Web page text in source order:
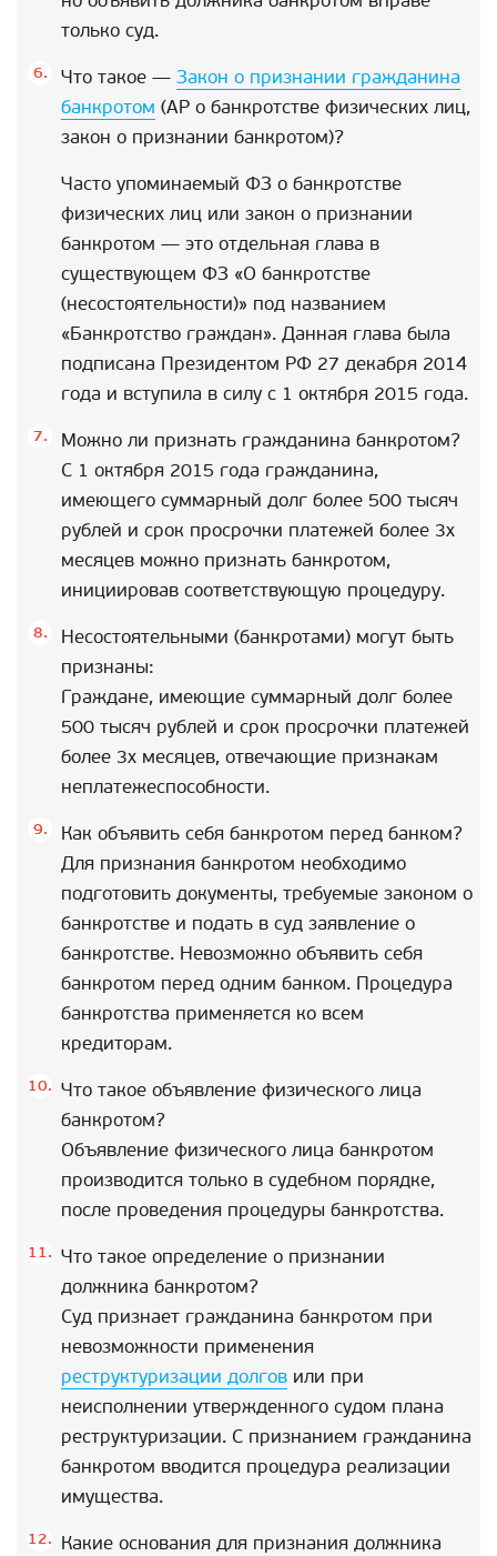
только суд.
Что такое — Закон о признании гражданина
банкротом (AP о банкротстве физических лиц,
закон о признании банкротом)?
Часто упоминаемый ФЗ о банкротстве
физических лиц или закон о признании
банкротом — это отдельная глава в
существующем ФЗ «О банкротстве
(несостоятельности)» под названием
«Банкротство граждан». Данная глава была
подписана Президентом РФ 27 декабря 2014
года и вступила в силу с 1 октября 2015 года.
Можно ли признать гражданина банкротом?
С 1 октября 2015 года гражданина,
имеющего суммарный долг более 500 тысяч
рублей и срок просрочки платежей более 3х
месяцев можно признать банкротом,
инициировав соответствующую процедуру.
Несостоятельными (банкротами) могут быть
признаны:
Граждане, имеющие суммарный долг более
500 тысяч рублей и срок просрочки платежей
более 3х месяцев, отвечающие признакам
неплатежеспособности.
Как объявить себя банкротом перед банком?
Для признания банкротом необходимо
подготовить документы, требуемые законом о
банкротстве и подать в суд заявление о
банкротстве. Невозможно объявить себя
банкротом перед одним банком. Процедура
банкротства применяется ко всем
кредиторам.
Что такое объявление физического лица
банкротом?
Объявление физического лица банкротом
производится только в судебном порядке,
после проведения процедуры банкротства.
Что такое определение о признании
должника банкротом?
Суд признает гражданина банкротом при
невозможности применения
реструктуризации долгов или при
неисполнении утвержденного судом плана
реструктуризации. С признанием гражданина
банкротом вводится процедура реализации
имущества.
Какие основания для признания должника